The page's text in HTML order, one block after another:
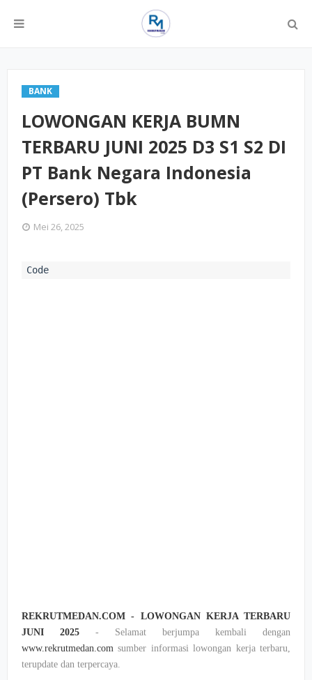
BANK
LOWONGAN KERJA BUMN
TERBARU JUNI 2025 D3 S1 S2 DI
PT Bank Negara Indonesia
(Persero) Tbk
Mei 26, 2025
REKRUTMEDAN.COM - LOWONGAN KERJA TERBARU
JUNI 2025 - Selamat berjumpa kembali dengan
www.rekrutmedan.com sumber informasi lowongan kerja terbaru,
terupdate dan terpercaya.